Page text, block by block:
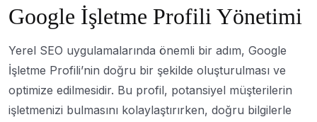
Google İşletme Profili Yönetimi
Yerel SEO uygulamalarında önemli bir adım, Google
İşletme Profili’nin doğru bir şekilde oluşturulması ve
optimize edilmesidir. Bu profil, potansiyel müşterilerin
işletmenizi bulmasını kolaylaştırırken, doğru bilgilerle